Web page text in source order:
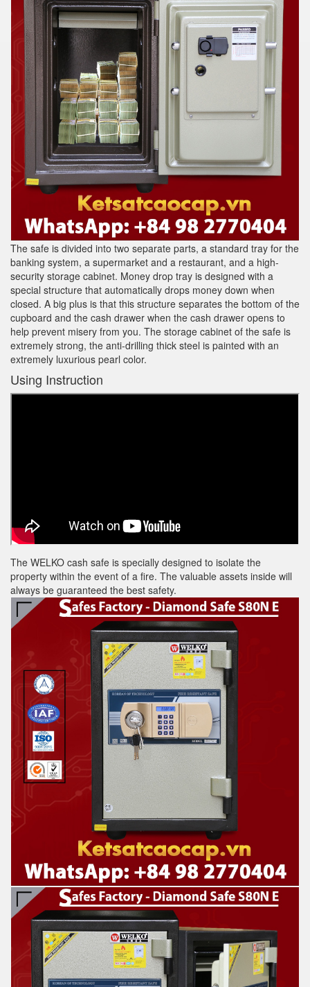
The safe is divided into two separate parts, a standard tray for the
banking system, a supermarket and a restaurant, and a high-
security storage cabinet. Money drop tray is designed with a
special structure that automatically drops money down when
closed. A big plus is that this structure separates the bottom of the
cupboard and the cash drawer when the cash drawer opens to
help prevent misery from you. The storage cabinet of the safe is
extremely strong, the anti-drilling thick steel is painted with an
extremely luxurious pearl color.
Using Instruction
The WELKO cash safe is specially designed to isolate the
property within the event of a fire. The valuable assets inside will
always be guaranteed the best safety.